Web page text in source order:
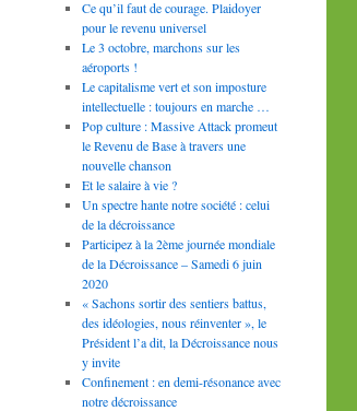
Ce qu’il faut de courage. Plaidoyer
pour le revenu universel
Le 3 octobre, marchons sur les
aéroports !
Le capitalisme vert et son imposture
intellectuelle : toujours en marche …
Pop culture : Massive Attack promeut
le Revenu de Base à travers une
nouvelle chanson
Et le salaire à vie ?
Un spectre hante notre société : celui
de la décroissance
Participez à la 2ème journée mondiale
de la Décroissance – Samedi 6 juin
2020
« Sachons sortir des sentiers battus,
des idéologies, nous réinventer », le
Président l’a dit, la Décroissance nous
y invite
Confinement : en demi-résonance avec
notre décroissance